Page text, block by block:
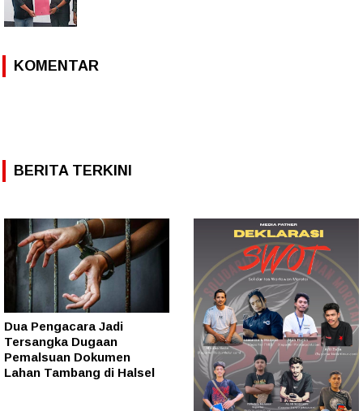
KOMENTAR
BERITA TERKINI
Dua Pengacara Jadi
Tersangka Dugaan
Pemalsuan Dokumen
Lahan Tambang di Halsel